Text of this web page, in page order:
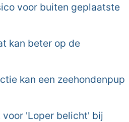
voor buiten geplaatste
kan beter op de
kan een zeehondenpup
'Loper belicht' bij